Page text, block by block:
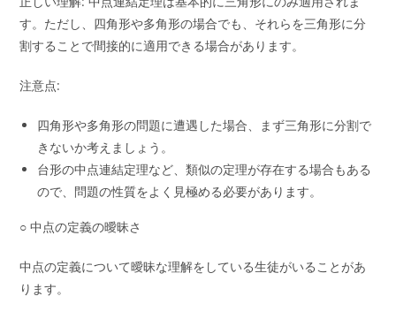
す。ただし、四角形や多角形の場合でも、それらを三角形に分
割することで間接的に適用できる場合があります。
注意点:
四角形や多角形の問題に遭遇した場合、まず三角形に分割で
きないか考えましょう。
台形の中点連結定理など、類似の定理が存在する場合もある
ので、問題の性質をよく見極める必要があります。
○ 中点の定義の曖昧さ
中点の定義について曖昧な理解をしている生徒がいることがあ
ります。